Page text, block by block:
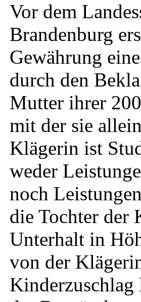
Vor dem
Brandenburg
Gewährung
durch den
Mutter ihrer
mit der sie
Klägerin ist
weder
noch
die Tochter der
Unterhalt in
von der
Kinderzuschlag